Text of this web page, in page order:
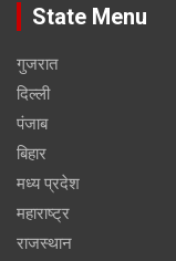
State Menu
गुजरात
दिल्ली
पंजाब
बिहार
मध्य प्रदेश
महाराष्ट्र
राजस्थान